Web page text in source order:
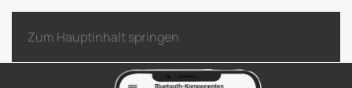
Zum Hauptinhalt springen